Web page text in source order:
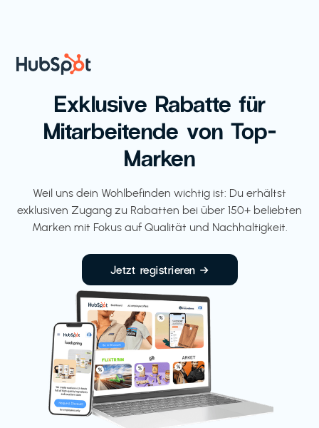
Exklusive Rabatte für
Mitarbeitende von Top-
Marken
Weil uns dein Wohlbefinden wichtig ist: Du erhältst
exklusiven Zugang zu Rabatten bei über 150+ beliebten
Marken mit Fokus auf Qualität und Nachhaltigkeit.
Jetzt registrieren →